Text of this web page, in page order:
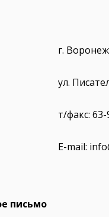
г. Воронеж
ул.
т/факс:
E-mail:
письмо